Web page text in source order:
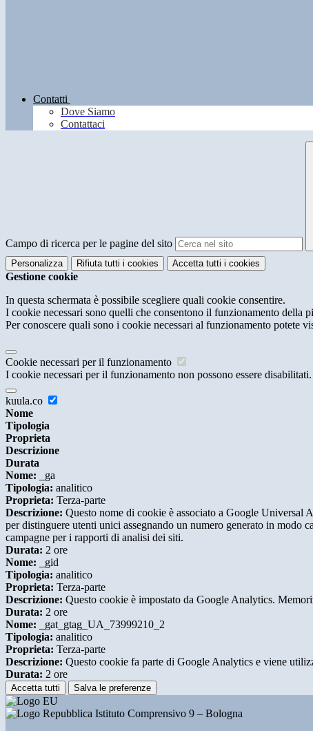
Contatti
Dove Siamo
Contattaci
Campo di ricerca per le pagine del sito
Personalizza Rifiuta tutti i cookies Accetta tutti i cookies
Gestione cookie
In questa schermata è possibile scegliere quali cookie consentire.
I cookie necessari sono quelli che consentono il funzionamento della
Per conoscere quali sono i cookie necessari al funzionamento potete
Cookie necessari per il funzionamento
I cookie necessari per il funzionamento non possono essere
kuula.co
Nome
Tipologia
Proprieta
Descrizione
Durata
Nome: _ga
Tipologia: analitico
Proprieta: Terza-parte
Descrizione: Questo nome di cookie è associato a Google
per distinguere utenti unici assegnando un numero generato in
campagne per i rapporti di analisi dei siti.
Durata: 2 ore
Nome: _gid
Tipologia: analitico
Proprieta: Terza-parte
Descrizione: Questo cookie è impostato da Google Analytics.
Durata: 2 ore
Nome: _gat_gtag_UA_73999210_2
Tipologia: analitico
Proprieta: Terza-parte
Descrizione: Questo cookie fa parte di Google Analytics e viene
Durata: 2 ore
Accetta tutti Salva le preferenze
Istituto Comprensivo 9 – Bologna